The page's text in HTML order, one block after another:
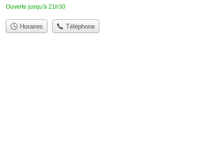
Ouverte jusqu'à 21h30
Horaires Téléphone